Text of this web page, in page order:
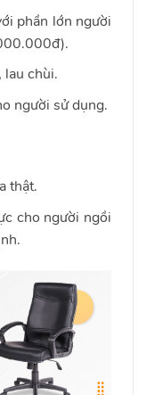
phần lớn người
lau chùi.
người sử dụng.
thật.
cho người ngồi